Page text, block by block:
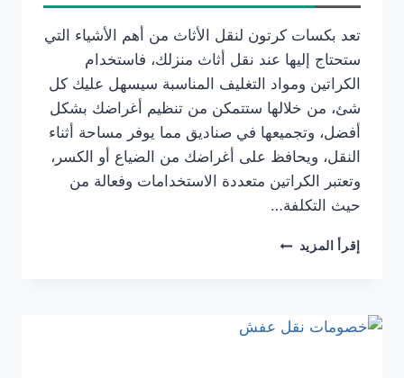
تعد بكسات كرتون لنقل الأثاث من أهم الأشياء التي
ستحتاج إليها عند نقل أثاث منزلك، فاستخدام
الكراتين ومواد التغليف المناسبة سيسهل عليك كل
شئ، من خلالها ستتمكن من تنظيم أغراضك بشكل
أفضل، وتجميعها في صناديق مما يوفر مساحة أثناء
النقل، ويحافظ على أغراضك من الضياع أو الكسر،
وتعتبر الكراتين متعددة الاستخدامات وفعالة من
حيث التكلفة…
إقرأ المزيد